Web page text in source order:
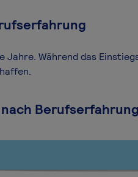
Während das